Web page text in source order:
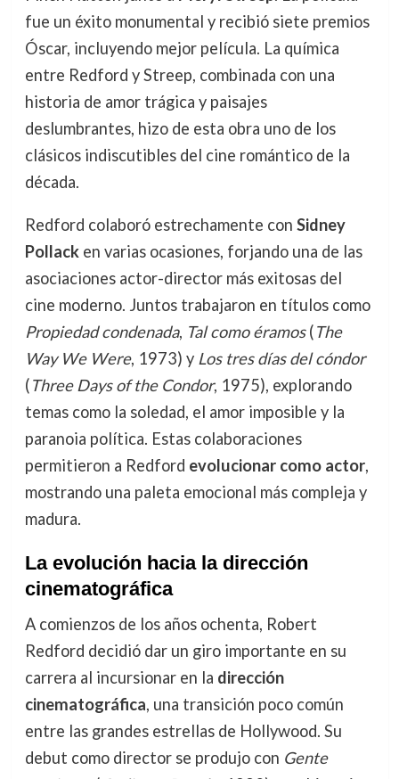
fue un éxito monumental y recibió siete premios
Óscar, incluyendo mejor película. La química
entre Redford y Streep, combinada con una
historia de amor trágica y paisajes
deslumbrantes, hizo de esta obra uno de los
clásicos indiscutibles del cine romántico de la
década.
Redford colaboró estrechamente con Sidney
Pollacken varias ocasiones, forjando una de las
asociaciones actor-director más exitosas del
cine moderno. Juntos trabajaron en títulos como
Propiedad condenada, Tal como éramos(The
Way We Were, 1973) y Los tres días del cóndor
(Three Days of the Condor, 1975), explorando
temas como la soledad, el amor imposible y la
paranoia política. Estas colaboraciones
permitieron a Redford evolucionar como actor,
mostrando una paleta emocional más compleja y
madura.
La evolución hacia la dirección
cinematográfica
A comienzos de los años ochenta, Robert
Redford decidió dar un giro importante en su
carrera al incursionar en la dirección
cinematográfica, una transición poco común
entre las grandes estrellas de Hollywood. Su
debut como director se produjo con Gente